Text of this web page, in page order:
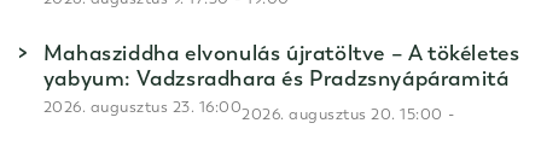
Mahasziddha elvonulás újratöltve – A tökéletes
yabyum: Vadzsradhara és Pradzsnyápáramitá
2026. augusztus 20. 15:00 -
2026. augusztus 23. 16:00